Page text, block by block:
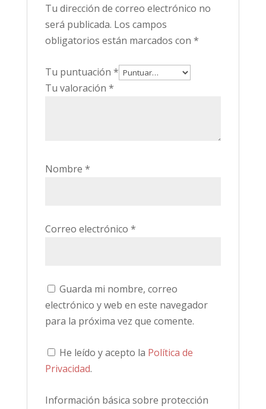
Tu dirección de correo electrónico no
será publicada. Los campos
obligatorios están marcados con *
Tu puntuación *
Tu valoración *
Nombre *
Correo electrónico *
Guarda mi nombre, correo
electrónico y web en este navegador
para la próxima vez que comente.
He leído y acepto la Política de
Privacidad.
Información básica sobre protección